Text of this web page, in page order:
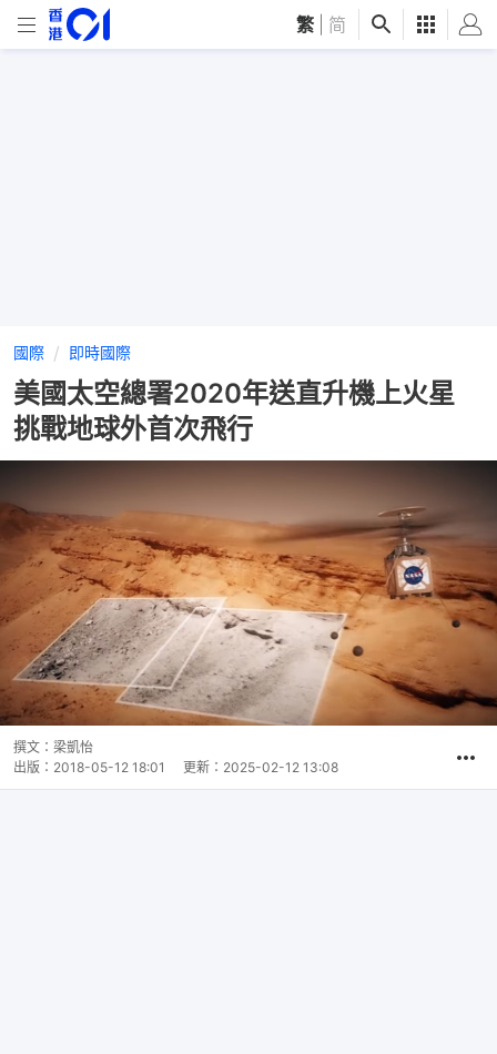
繁 简
國際 即時國際
美國太空總署2020年送直升機上火星
挑戰地球外首次飛行
撰文： 梁凱怡
出版： 2018-05-12 18:01 更新： 2025-02-12 13:08